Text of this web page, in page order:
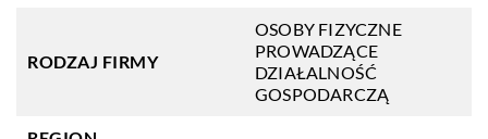
RODZAJ FIRMY
OSOBY FIZYCZNE
PROWADZĄCE
DZIAŁALNOŚĆ
GOSPODARCZĄ